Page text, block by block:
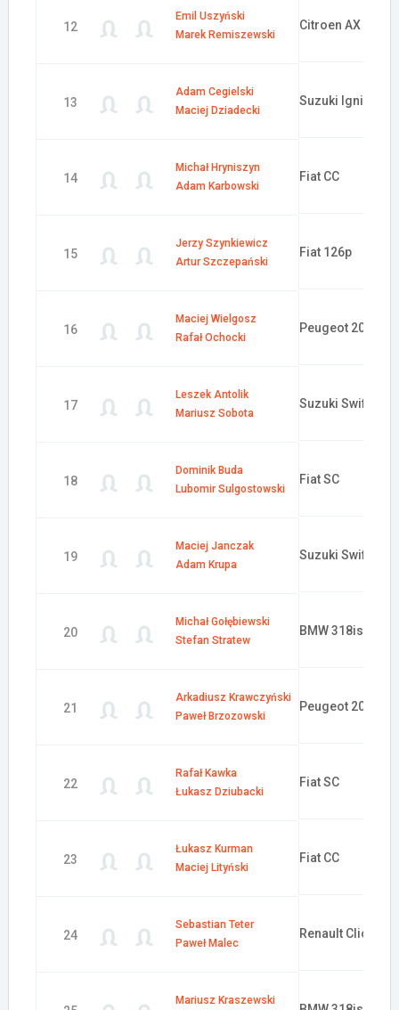
12
Emil Uszyński
Marek Remiszewski
Citroen AX
13
Adam Cegielski
Maciej Dziadecki
Suzuki Ignis
14
Michał Hryniszyn
Adam Karbowski
Fiat CC
15
Jerzy Szynkiewicz
Artur Szczepański
Fiat 126p
16
Maciej Wielgosz
Rafał Ochocki
Peugeot 205
17
Leszek Antolik
Mariusz Sobota
Suzuki Swift
18
Dominik Buda
Lubomir Sulgostowski
Fiat SC
19
Maciej Janczak
Adam Krupa
Suzuki Swift
20
Michał Gołębiewski
Stefan Stratew
BMW 318is
21
Arkadiusz Krawczyński
Paweł Brzozowski
Peugeot 205
22
Rafał Kawka
Łukasz Dziubacki
Fiat SC
23
Łukasz Kurman
Maciej Lityński
Fiat CC
24
Sebastian Teter
Paweł Malec
Renault Clio
Mariusz Kraszewski